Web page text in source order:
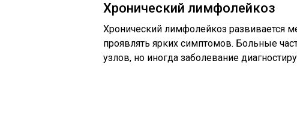
Хронический лимфолейкоз
Хронический лимфолейкоз развивается
проявлять ярких симптомов. Больные
узлов, но иногда заболевание